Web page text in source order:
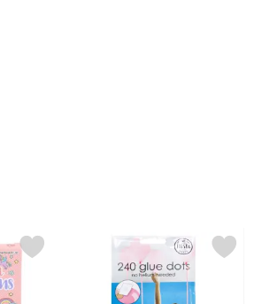
28 Kort som favorittMerk glue Dots til